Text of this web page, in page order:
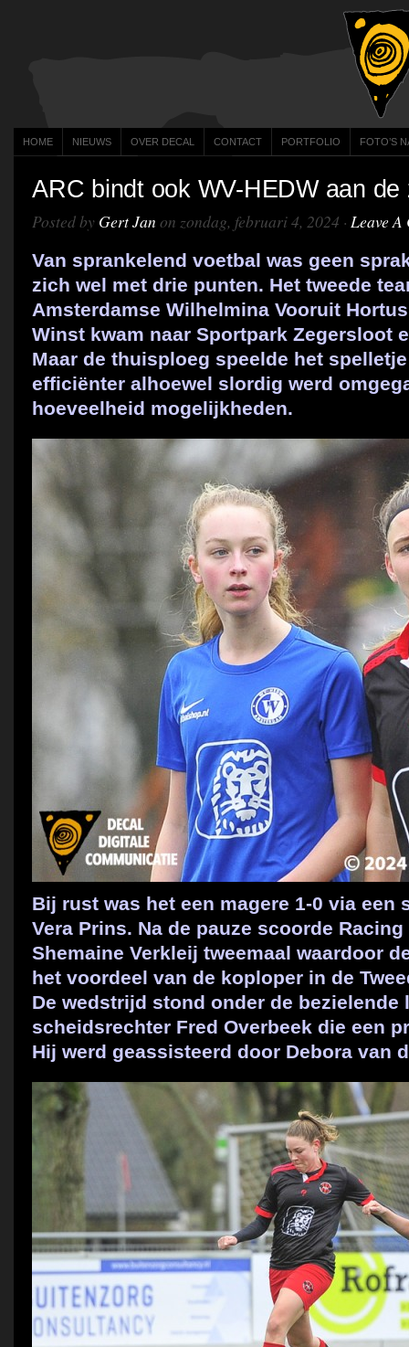
HOME NIEUWS OVER DECAL CONTACT PORTFOLIO FOTO’S
ARC bindt ook WV-HEDW aan de
Posted by Gert Jan on zondag, februari 4, 2024 · Leave A
Van sprankelend voetbal was geen
zich wel met drie punten. Het tweede
Amsterdamse Wilhelmina Vooruit
Winst kwam naar Sportpark Zegersloot
Maar de thuisploeg speelde het
efficiënter alhoewel slordig werd
hoeveelheid mogelijkheden.
Bij rust was het een magere 1-0 via een
Vera Prins. Na de pauze scoorde
Shemaine Verkleij tweemaal waardoor
het voordeel van de koploper in de
De wedstrijd stond onder de bezielende
scheidsrechter Fred Overbeek die een
Hij werd geassisteerd door Debora van